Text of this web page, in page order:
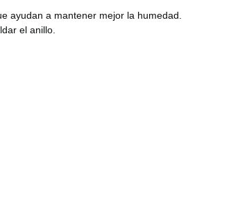
ayudan a mantener mejor la humedad.
el anillo.